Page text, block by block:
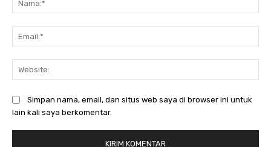
Simpan nama, email, dan situs web saya di browser ini untuk
lain kali saya berkomentar.